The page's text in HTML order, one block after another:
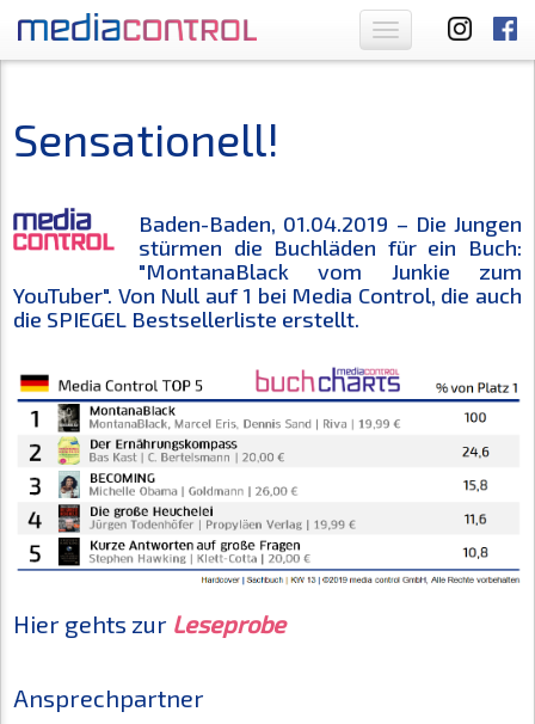
Toggle
navigation
Sensationell!
Baden-Baden, 01.04.2019 – Die Jungen
stürmen die Buchläden für ein Buch:
"MontanaBlack vom Junkie zum
YouTuber". Von Null auf 1 bei Media Control, die auch
die SPIEGEL Bestsellerliste erstellt.
Hier gehts zur Leseprobe
Ansprechpartner